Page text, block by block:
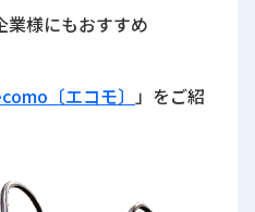
業様にもおすすめ
〔エコモ〕 」をご紹